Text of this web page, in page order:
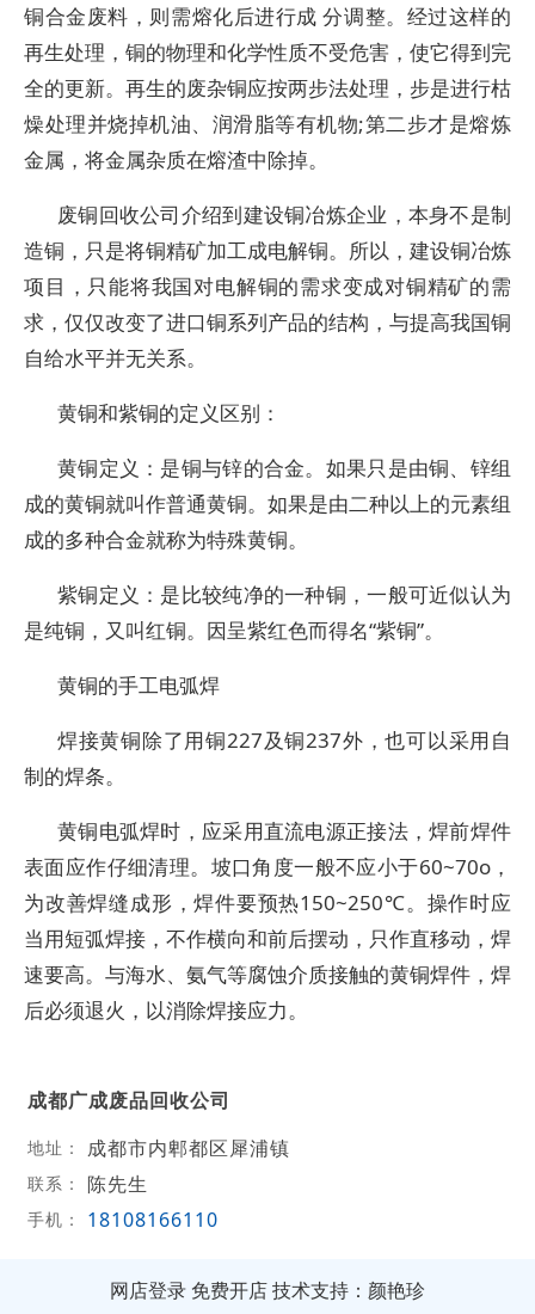
铜合金废料，则需熔化后进行成 分调整。经过这样的
再生处理，铜的物理和化学性质不受危害，使它得到完
全的更新。再生的废杂铜应按两步法处理，步是进行枯
燥处理并烧掉机油、润滑脂等有机物;第二步才是熔炼
金属，将金属杂质在熔渣中除掉。
废铜回收公司介绍到建设铜冶炼企业，本身不是制
造铜，只是将铜精矿加工成电解铜。所以，建设铜冶炼
项目，只能将我国对电解铜的需求变成对铜精矿的需
求，仅仅改变了进口铜系列产品的结构，与提高我国铜
自给水平并无关系。
黄铜和紫铜的定义区别：
黄铜定义：是铜与锌的合金。如果只是由铜、锌组
成的黄铜就叫作普通黄铜。如果是由二种以上的元素组
成的多种合金就称为特殊黄铜。
紫铜定义：是比较纯净的一种铜，一般可近似认为
是纯铜，又叫红铜。因呈紫红色而得名“紫铜”。
黄铜的手工电弧焊
焊接黄铜除了用铜227及铜237外，也可以采用自
制的焊条。
黄铜电弧焊时，应采用直流电源正接法，焊前焊件
表面应作仔细清理。坡口角度一般不应小于60~70o，
为改善焊缝成形，焊件要预热150~250℃。操作时应
当用短弧焊接，不作横向和前后摆动，只作直移动，焊
速要高。与海水、氨气等腐蚀介质接触的黄铜焊件，焊
后必须退火，以消除焊接应力。
成都广成废品回收公司
地址： 成都市内郫都区犀浦镇
联系： 陈先生
手机： 18108166110
网店登录 免费开店技术支持：颜艳珍